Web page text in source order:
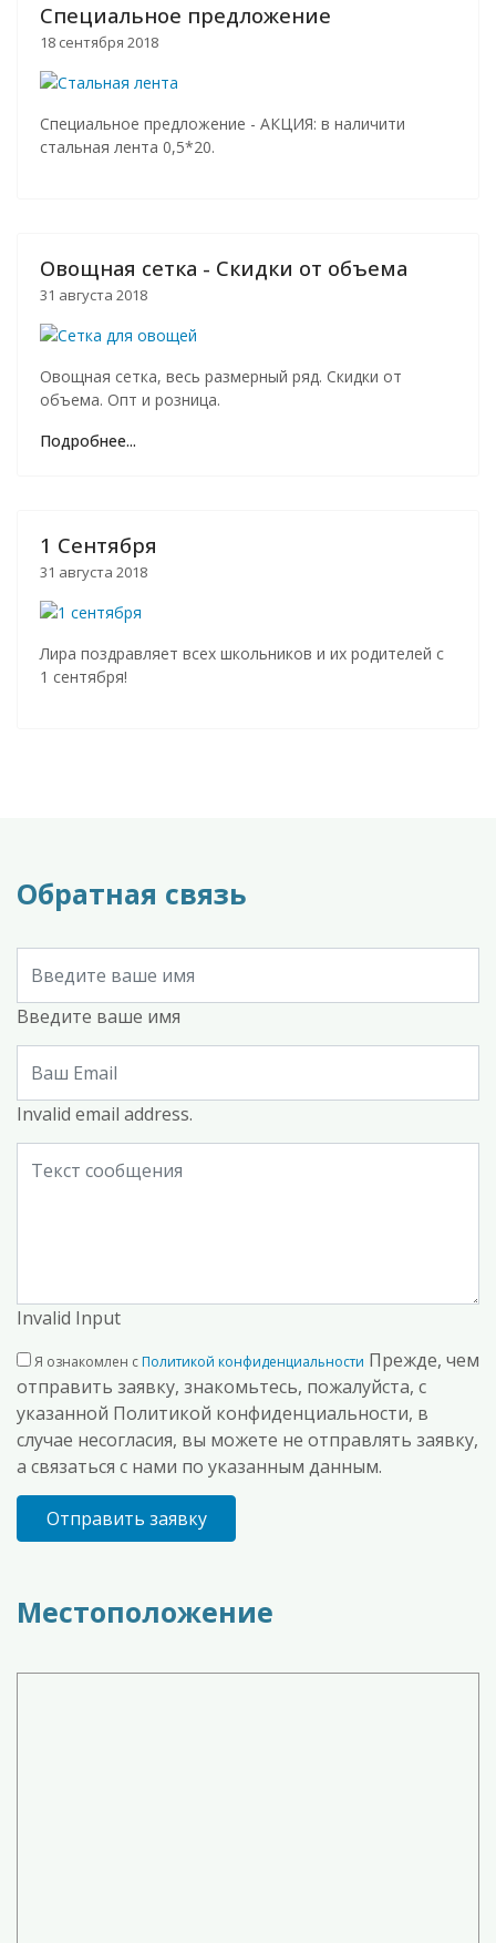
Специальное предложение
18 сентября 2018
Специальное предложение - АКЦИЯ: в наличити
стальная лента 0,5*20.
Овощная сетка - Скидки от объема
31 августа 2018
Овощная сетка, весь размерный ряд. Скидки от
объема. Опт и розница.
Подробнее...
1 Сентября
31 августа 2018
Лира поздравляет всех школьников и их родителей с
1 сентября!
Обратная связь
Введите ваше имя
Invalid email address.
Invalid Input
Я ознакомлен с Политикой конфиденциальности Прежде, чем
отправить заявку, знакомьтесь, пожалуйста, с
указанной Политикой конфиденциальности, в
случае несогласия, вы можете не отправлять заявку,
а связаться с нами по указанным данным.
Отправить заявку
Местоположение